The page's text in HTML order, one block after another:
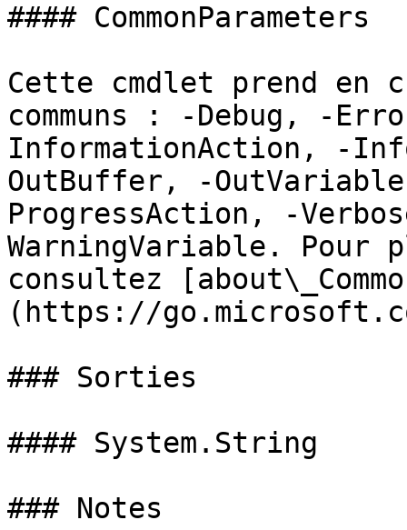
#### CommonParameters
Cette cmdlet prend en
communs : -Debug, -
InformationAction, -
OutBuffer, -
ProgressAction, -
WarningVariable. Pour
consultez
(https://
### Sorties
#### System.String
### Notes